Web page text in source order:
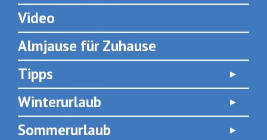
Video
Almjause für Zuhause
Tipps
Winterurlaub
Sommerurlaub